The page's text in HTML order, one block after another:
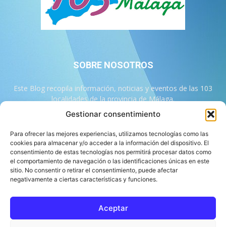
Gestionar consentimiento
Para ofrecer las mejores experiencias, utilizamos tecnologías como las
cookies para almacenar y/o acceder a la información del dispositivo. El
consentimiento de estas tecnologías nos permitirá procesar datos como
el comportamiento de navegación o las identificaciones únicas en este
sitio. No consentir o retirar el consentimiento, puede afectar
negativamente a ciertas características y funciones.
Aceptar
SOBRE NOSOTROS
Este Blog recopila información, noticias y eventos de las 103
localidades de la provincia de Málaga.
Contáctanos: info@103malaga.com
SÍGUENOS